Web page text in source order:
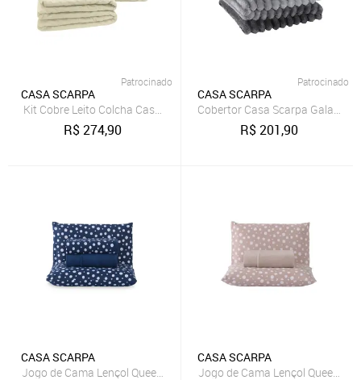
Patrocinado
CASA SCARPA
Kit Cobre Leito Colcha Casa Scarpa Perone Queen Dupla Face
R$274,90
Patrocinado
CASA SCARPA
Cobertor Casa Scarpa Galaxy
R$201,90
CASA SCARPA
Jogo de Cama Lençol Queen Poá 100% Algodão Azul Marinho
CASA SCARPA
Jogo de Cama Lençol Queen